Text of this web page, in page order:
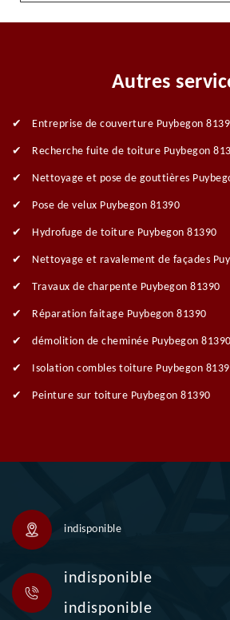
Autres
Entreprise de couverture Puybegon
Recherche fuite de toiture Puybegon
Nettoyage et pose de gouttières
Pose de velux Puybegon 81390
Hydrofuge de toiture Puybegon 81390
Nettoyage et ravalement de façades
Travaux de charpente Puybegon 81390
Réparation faitage Puybegon 81390
démolition de cheminée Puybegon 81390
Isolation combles toiture Puybegon
Peinture sur toiture Puybegon 81390
indisponible
indisponible
indisponible